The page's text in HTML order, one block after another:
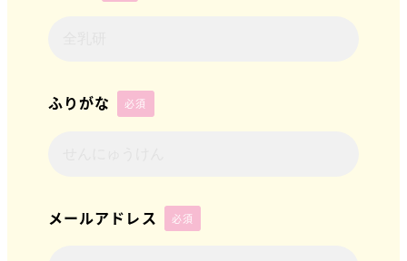
ふりがな 必須
メールアドレス 必須